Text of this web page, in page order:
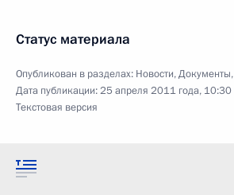
Статус материала
Опубликован в разделах: Новости,Документы,
Дата публикации:25 апреля 2011 года, 10:30
Текстовая версия